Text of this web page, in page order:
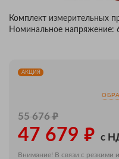
Комплект измерительных
Номинальное напряжение:
АКЦИЯ
55 676₽
47 679 ₽ с
Внимание! В связи с резкими